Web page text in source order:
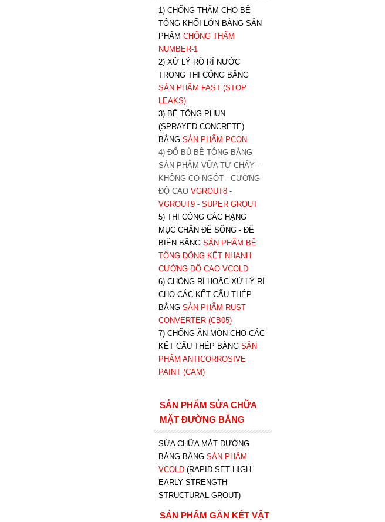
1) CHỐNG THẤM CHO BÊ
TÔNG KHỐI LỚN BẰNG SẢN
PHẨM CHỐNG THẤM
NUMBER-1
2) XỬ LÝ RÒ RỈ NƯỚC
TRONG THI CÔNG BẰNG
SẢN PHẨM FAST (STOP
LEAKS)
3) BÊ TÔNG PHUN
(SPRAYED CONCRETE)
BẰNG SẢN PHẨM PCON
4) ĐỔ BÙ BÊ TÔNG BẰNG
SẢN PHẨM VỮA TỰ CHẢY -
KHÔNG CO NGÓT - CƯỜNG
ĐỘ CAO VGROUT8-
VGROUT9- SUPER GROUT
5) THI CÔNG CÁC HẠNG
MỤC CHÂN ĐÊ SÔNG - ĐÊ
BIỂN BẰNG SẢN PHẨM BÊ
TÔNG ĐÔNG KẾT NHANH
CƯỜNG ĐỘ CAO VCOLD
6) CHỐNG RỈ HOẶC XỬ LÝ RỈ
CHO CÁC KẾT CẤU THÉP
BẰNG SẢN PHẨM RUST
CONVERTER (CB05)
7) CHỐNG ĂN MÒN CHO CÁC
KẾT CẤU THÉP BẰNG SẢN
PHẨM ANTICORROSIVE
PAINT (CAM)
SẢN PHẨM SỬA CHỮA
MẶT ĐƯỜNG BĂNG
SỬA CHỮA MẶT ĐƯỜNG
BĂNG BẰNG SẢN PHẨM
VCOLD (RAPID SET HIGH
EARLY STRENGTH
STRUCTURAL GROUT)
SẢN PHẨM GẮN KẾT VẬT